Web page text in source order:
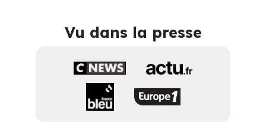
Vu dans la presse